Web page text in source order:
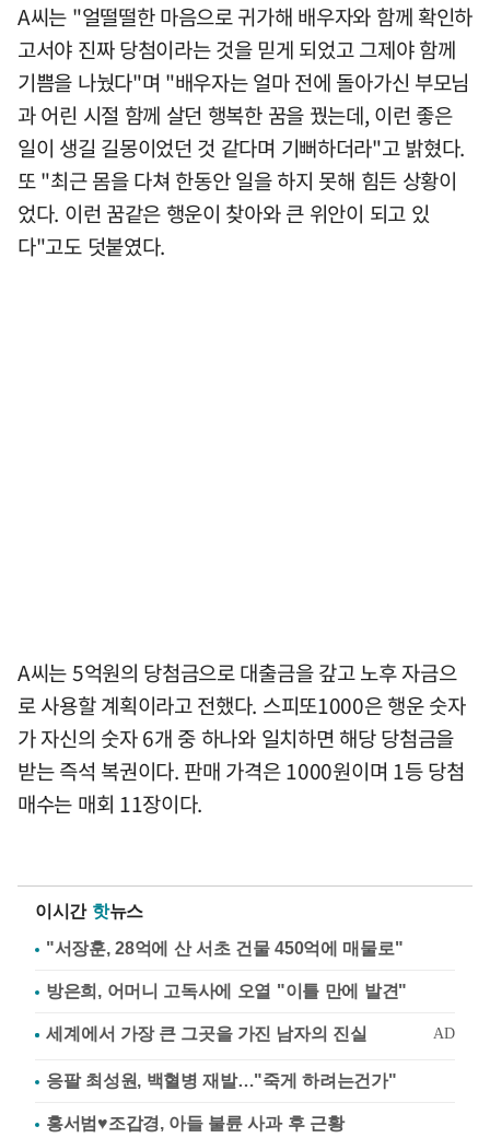
A씨는 "얼떨떨한 마음으로 귀가해 배우자와 함께 확인하
고서야 진짜 당첨이라는 것을 믿게 되었고 그제야 함께
기쁨을 나눴다"며 "배우자는 얼마 전에 돌아가신 부모님
과 어린 시절 함께 살던 행복한 꿈을 꿨는데, 이런 좋은
일이 생길 길몽이었던 것 같다며 기뻐하더라"고 밝혔다.
또 "최근 몸을 다쳐 한동안 일을 하지 못해 힘든 상황이
었다. 이런 꿈같은 행운이 찾아와 큰 위안이 되고 있
다"고도 덧붙였다.
A씨는 5억원의 당첨금으로 대출금을 갚고 노후 자금으
로 사용할 계획이라고 전했다. 스피또1000은 행운 숫자
가 자신의 숫자 6개 중 하나와 일치하면 해당 당첨금을
받는 즉석 복권이다. 판매 가격은 1000원이며 1등 당첨
매수는 매회 11장이다.
이시간 핫뉴스
"서장훈, 28억에 산 서초 건물 450억에 매물로"
방은희, 어머니 고독사에 오열 "이틀 만에 발견"
응팔 최성원, 백혈병 재발…"죽게 하려는건가"
홍서범♥조갑경, 아들 불륜 사과 후 근황